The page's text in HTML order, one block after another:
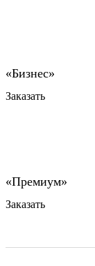
Заказать
Заказать